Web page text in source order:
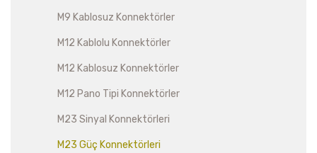
M9 Kablosuz Konnektörler
M12 Kablolu Konnektörler
M12 Kablosuz Konnektörler
M12 Pano Tipi Konnektörler
M23 Sinyal Konnektörleri
M23 Güç Konnektörleri